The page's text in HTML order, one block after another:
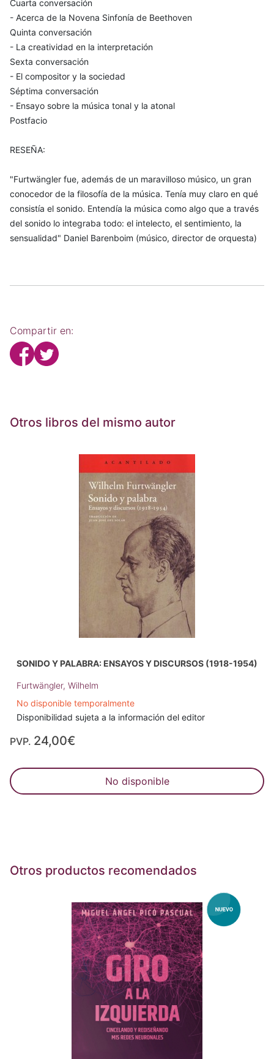
Cuarta conversación
- Acerca de la Novena Sinfonía de Beethoven
Quinta conversación
- La creatividad en la interpretación
Sexta conversación
- El compositor y la sociedad
Séptima conversación
- Ensayo sobre la música tonal y la atonal
Postfacio
RESEÑA:
"Furtwängler fue, además de un maravilloso músico, un gran
conocedor de la filosofía de la música. Tenía muy claro en qué
consistía el sonido. Entendía la música como algo que a través
del sonido lo integraba todo: el intelecto, el sentimiento, la
sensualidad" Daniel Barenboim (músico, director de orquesta)
Compartir en:
Otros libros del mismo autor
SONIDO Y PALABRA: ENSAYOS Y DISCURSOS (1918-1954)
Furtwängler, Wilhelm
No disponible temporalmente
Disponibilidad sujeta a la información del editor
PVP. 24,00€
No disponible
Otros productos recomendados